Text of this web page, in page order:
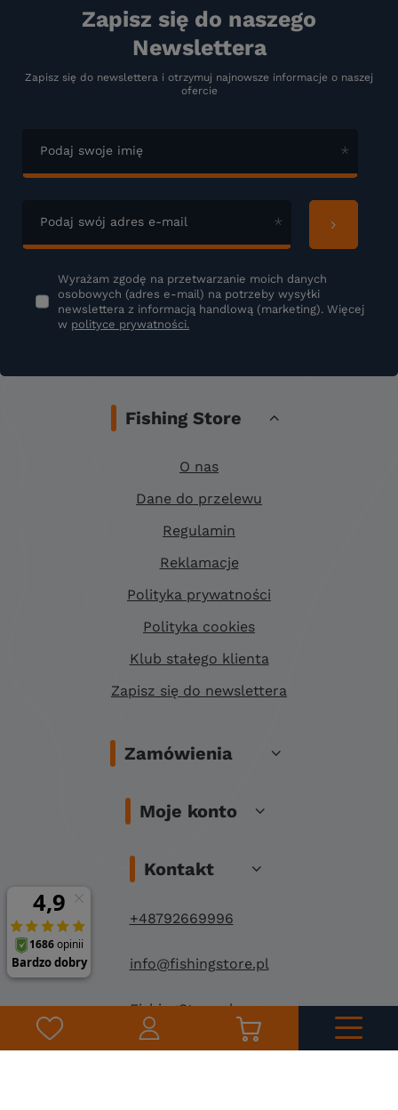
Zapisz się do naszego
Newslettera
Zapisz się do newslettera i otrzymuj najnowsze informacje o naszej
ofercie
Podaj swoje imię
Podaj swój adres e-mail
Wyrażam zgodę na przetwarzanie moich danych
osobowych (adres e-mail) na potrzeby wysyłki
newslettera z informacją handlową (marketing). Więcej
w polityce prywatności.
Fishing Store
O nas
Dane do przelewu
Regulamin
Reklamacje
Polityka prywatności
Polityka cookies
Klub stałego klienta
Zapisz się do newslettera
Zamówienia
Moje konto
Kontakt
+48792669996
info@fishingstore.pl
FishingStore.pl
Kuznocin 1